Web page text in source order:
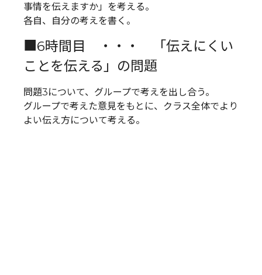
事情を伝えますか」を考える。
各自、自分の考えを書く。
■6時間目 ・・・ 「伝えにくい
ことを伝える」の問題
問題3について、グループで考えを出し合う。
グループで考えた意見をもとに、クラス全体でより
よい伝え方について考える。